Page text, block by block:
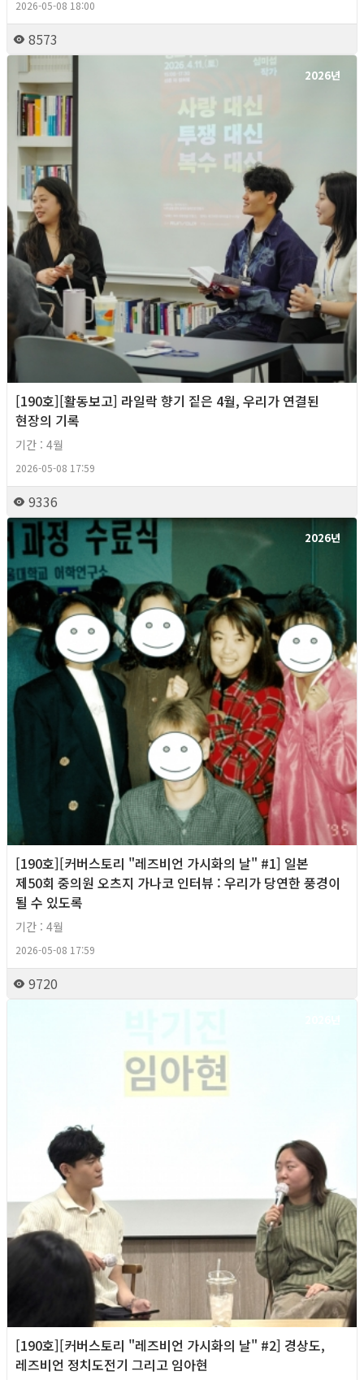
2026-05-08 18:00
8573
2026년
[190호][활동보고] 라일락 향기 짙은 4월, 우리가 연결된
현장의 기록
기간 : 4월
2026-05-08 17:59
9336
2026년
[190호][커버스토리 "레즈비언 가시화의 날" #1] 일본
제50회 중의원 오츠지 가나코 인터뷰 : 우리가 당연한 풍경이
될 수 있도록
기간 : 4월
2026-05-08 17:59
9720
[190호][커버스토리 "레즈비언 가시화의 날" #2] 경상도,
레즈비언 정치도전기 그리고 임아현